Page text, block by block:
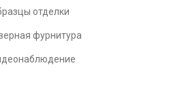
отделки
фурнитура